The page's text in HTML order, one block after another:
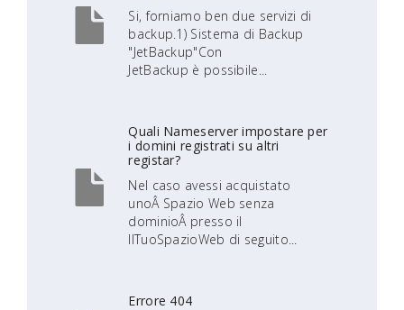
Si, forniamo ben due servizi di
backup.1) Sistema di Backup
"JetBackup"Con
JetBackup è possibile...
Quali Nameserver impostare per
i domini registrati su altri
registar?
Nel caso avessi acquistato
unoÂ Spazio Web senza
dominioÂ presso il
IlTuoSpazioWeb di seguito...
Errore 404